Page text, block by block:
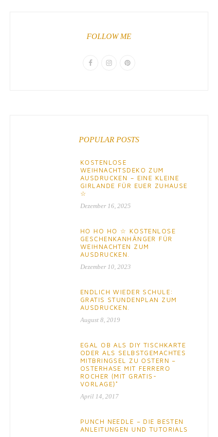
FOLLOW ME
POPULAR POSTS
KOSTENLOSE
WEIHNACHTSDEKO ZUM
AUSDRUCKEN – EINE KLEINE
GIRLANDE FÜR EUER ZUHAUSE
☆
Dezember 16, 2025
HO HO HO ☆ KOSTENLOSE
GESCHENKANHÄNGER FÜR
WEIHNACHTEN ZUM
AUSDRUCKEN.
Dezember 10, 2023
ENDLICH WIEDER SCHULE:
GRATIS STUNDENPLAN ZUM
AUSDRUCKEN.
August 8, 2019
EGAL OB ALS DIY TISCHKARTE
ODER ALS SELBSTGEMACHTES
MITBRINGSEL ZU OSTERN –
OSTERHASE MIT FERRERO
ROCHER (MIT GRATIS-
VORLAGE)*
April 14, 2017
PUNCH NEEDLE – DIE BESTEN
ANLEITUNGEN UND TUTORIALS